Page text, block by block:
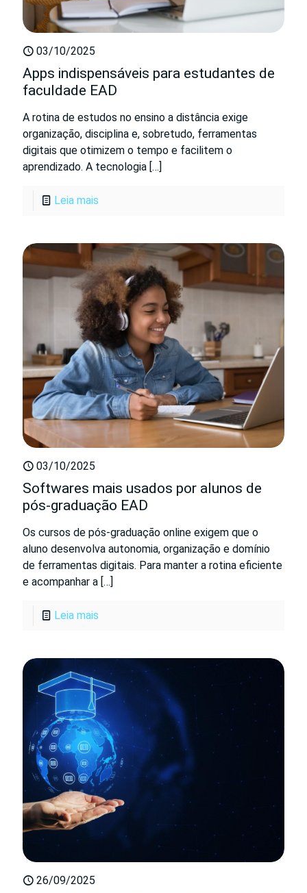
03/10/2025
Apps indispensáveis para estudantes de
faculdade EAD
A rotina de estudos no ensino a distância exige
organização, disciplina e, sobretudo, ferramentas
digitais que otimizem o tempo e facilitem o
aprendizado. A tecnologia […]
Leia mais
03/10/2025
Softwares mais usados por alunos de
pós-graduação EAD
Os cursos de pós-graduação online exigem que o
aluno desenvolva autonomia, organização e domínio
de ferramentas digitais. Para manter a rotina eficiente
e acompanhar a […]
Leia mais
26/09/2025